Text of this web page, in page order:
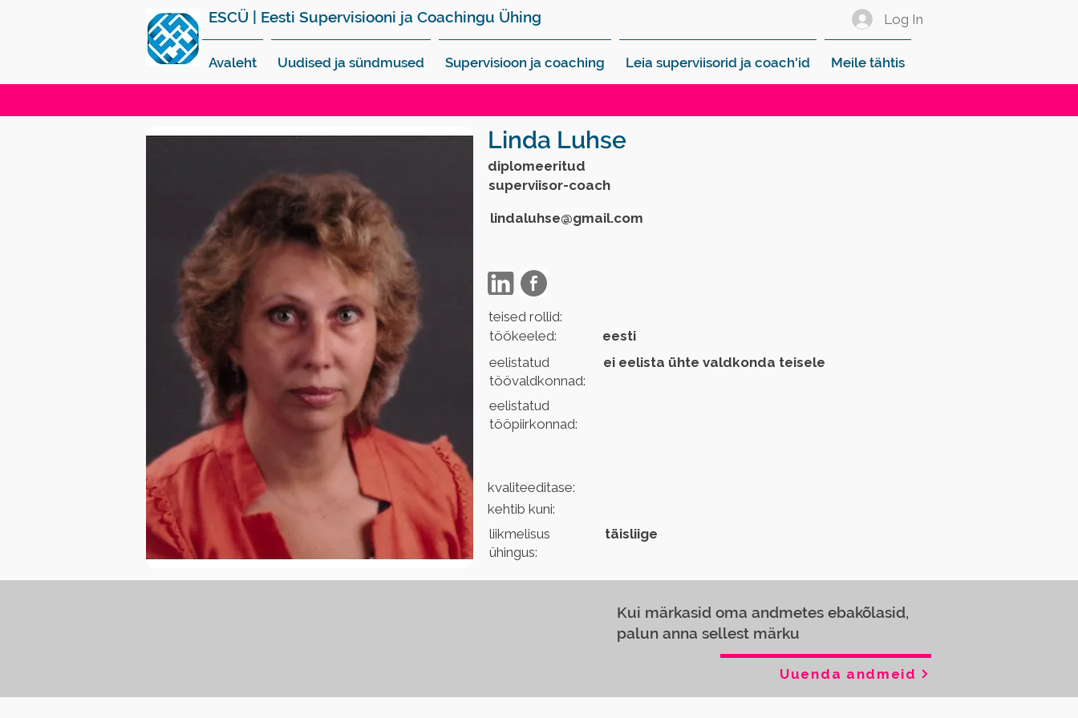
ESCÜ | Eesti Supervisiooni ja Coachingu Ühing Log In
Avaleht Uudised ja sündmused Supervisioon ja coaching Leia superviisorid ja coach'id Meile tähtis
Linda Luhse
diplomeeritud
superviisor-coach
lindaluhse@gmail.com
teised rollid:
töökeeled:
eesti
eelistatud
töövaldkonnad:
ei eelista ühte valdkonda teisele
eelistatud
tööpiirkonnad:
kvaliteeditase:
kehtib kuni:
liikmelisus
ühingus:
täisliige
Kui märkasid oma andmetes ebakõlasid,
palun anna sellest märku
Uuenda andmeid